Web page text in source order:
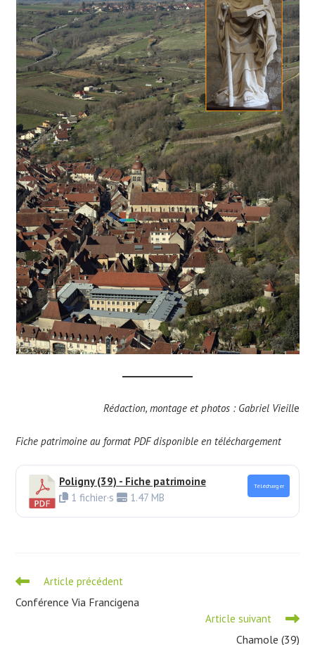
Rédaction, montage et photos : Gabriel Vieille
Fiche patrimoine au format PDF disponible en téléchargement
Poligny (39) - Fiche patrimoine
1 fichier·s
1.47 MB
Télécharger
Read
articles
Article précédent
Conférence Via Francigena
Article suivant
Chamole (39)